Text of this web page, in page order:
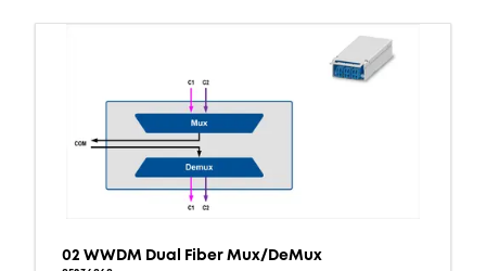
02 WWDM Dual Fiber Mux/DeMux